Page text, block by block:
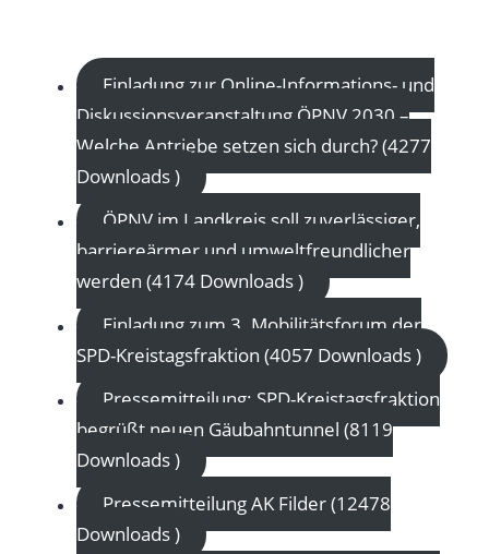
Einladung zur Online-Informations- und
Diskussionsveranstaltung ÖPNV 2030 –
Welche Antriebe setzen sich durch? (4277
Downloads )
ÖPNV im Landkreis soll zuverlässiger,
barriereärmer und umweltfreundlicher
werden (4174 Downloads )
Einladung zum 3. Mobilitätsforum der
SPD-Kreistagsfraktion (4057 Downloads )
Pressemitteilung: SPD-Kreistagsfraktion
begrüßt neuen Gäubahntunnel (8119
Downloads )
Pressemitteilung AK Filder (12478
Downloads )